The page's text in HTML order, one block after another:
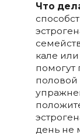
Что
кале
помогут
день не